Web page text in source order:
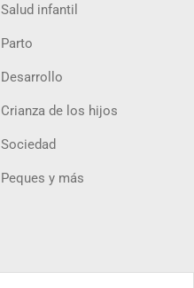
Salud infantil
Parto
Desarrollo
Crianza de los hijos
Sociedad
Peques y más